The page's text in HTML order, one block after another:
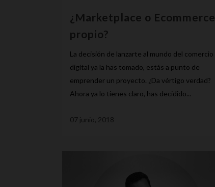
¿Marketplace o Ecommerce
propio?
La decisión de lanzarte al mundo del comercio
digital ya la has tomado, estás a punto de
emprender un proyecto. ¿Da vértigo verdad?
Ahora ya lo tienes claro, has decidido...
07 junio, 2018